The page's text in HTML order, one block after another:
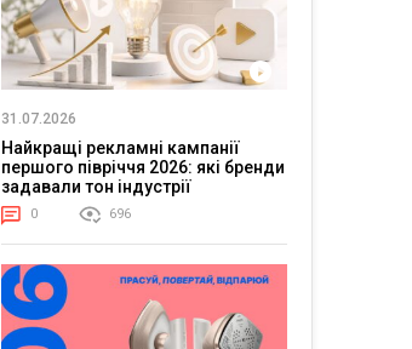
31.07.2026
Найкращі рекламні кампанії
першого півріччя 2026: які бренди
задавали тон індустрії
0 696